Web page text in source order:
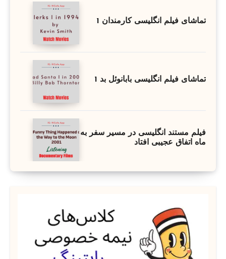
تماشای فیلم انگلیسی کارمندان 1
تماشای فیلم انگلیسی بابانوئل بد 1
فیلم مستند انگلیسی در مسیر سفر به
ماه اتفاق عجیبی افتاد